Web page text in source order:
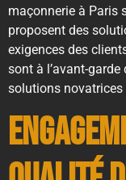
maçonnerie à Paris
proposent des
exigences des
sont à l’avant-
solutions novatrices